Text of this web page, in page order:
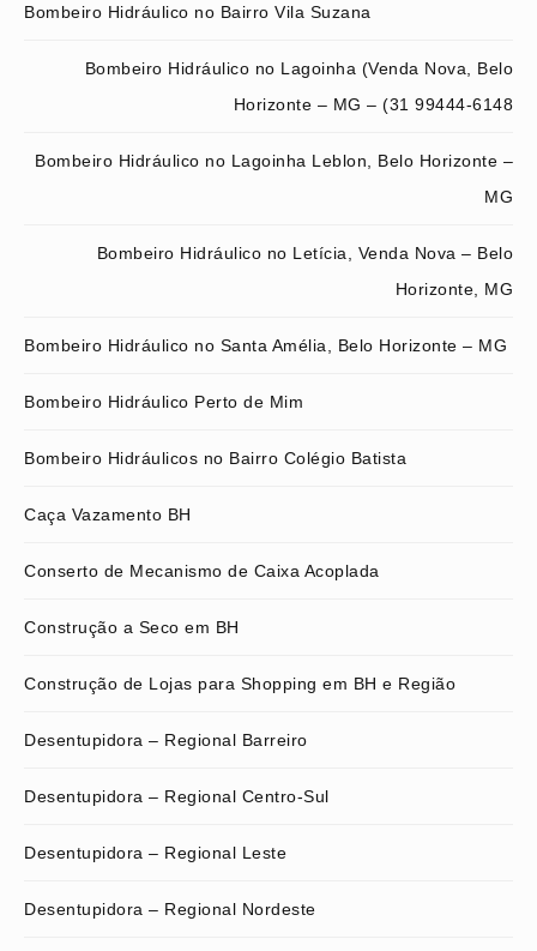
Bombeiro Hidráulico no Bairro Vila Suzana
Bombeiro Hidráulico no Lagoinha (Venda Nova, Belo
Horizonte – MG – (31 99444-6148
Bombeiro Hidráulico no Lagoinha Leblon, Belo Horizonte –
MG
Bombeiro Hidráulico no Letícia, Venda Nova – Belo
Horizonte, MG
Bombeiro Hidráulico no Santa Amélia, Belo Horizonte – MG
Bombeiro Hidráulico Perto de Mim
Bombeiro Hidráulicos no Bairro Colégio Batista
Caça Vazamento BH
Conserto de Mecanismo de Caixa Acoplada
Construção a Seco em BH
Construção de Lojas para Shopping em BH e Região
Desentupidora – Regional Barreiro
Desentupidora – Regional Centro-Sul
Desentupidora – Regional Leste
Desentupidora – Regional Nordeste